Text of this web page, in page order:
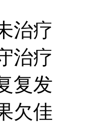
治疗
治疗
复发
欠佳